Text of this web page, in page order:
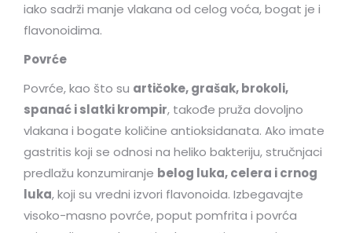
iako sadrži manje vlakana od celog voća, bogat je i
flavonoidima.
Povrće
Povrće, kao što su artičoke, grašak, brokoli,
spanać i slatki krompir, takođe pruža dovoljno
vlakana i bogate količine antioksidanata. Ako imate
gastritis koji se odnosi na heliko bakteriju, stručnjaci
predlažu konzumiranje belog luka, celera i crnog
luka, koji su vredni izvori flavonoida. Izbegavajte
visoko-masno povrće, poput pomfrita i povrća